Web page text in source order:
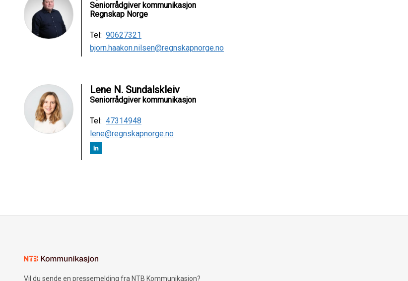
Seniorrådgiver kommunikasjon
Regnskap Norge
Tel: 90627321
bjorn.haakon.nilsen@regnskapnorge.no
Lene N. Sundalskleiv
Seniorrådgiver kommunikasjon
Tel: 47314948
lene@regnskapnorge.no
Vil du sende en pressemelding fra NTB Kommunikasjon?